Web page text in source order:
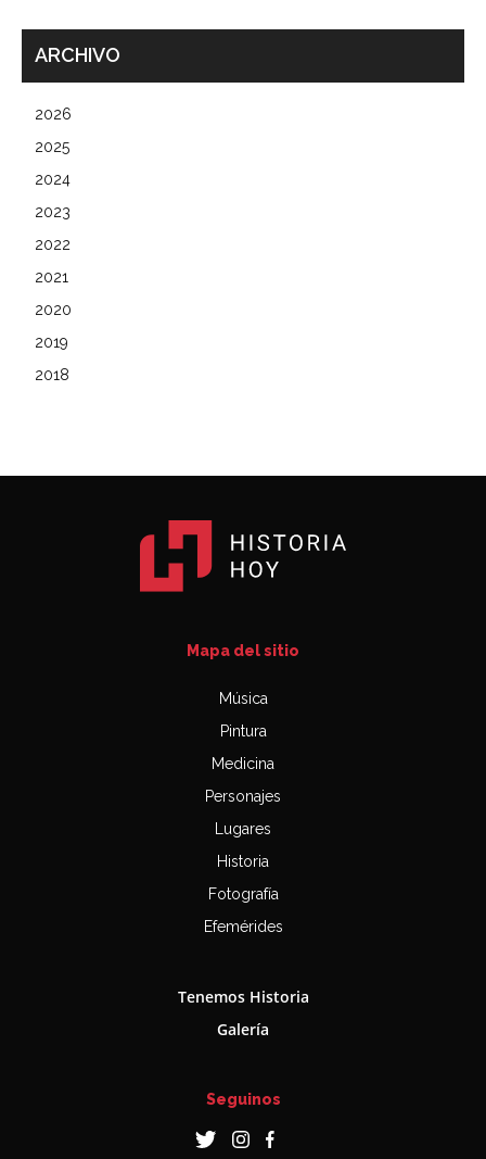
ARCHIVO
2026
2025
2024
2023
2022
2021
2020
2019
2018
Mapa del sitio
Música
Pintura
Medicina
Personajes
Lugares
Historia
Fotografía
Efemérides
Tenemos Historia
Galería
Seguinos